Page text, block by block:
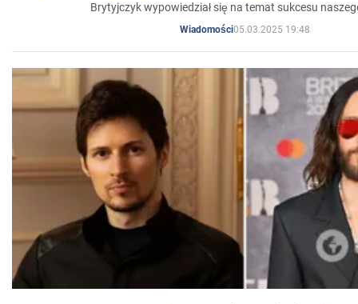
Brytyjczyk wypowiedział się na temat sukcesu
Wiadomości05.03.2025 19:48